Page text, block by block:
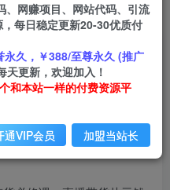
货必修课，直播带货
课就够了
1775 177
、网赚项目、网站代码、引流
每日稳定更新20-30优质付
永久，￥388/至尊永久 (推广
天更新，欢迎加入！
和本站一样的付费资源平
通VIP会员 加盟当站长